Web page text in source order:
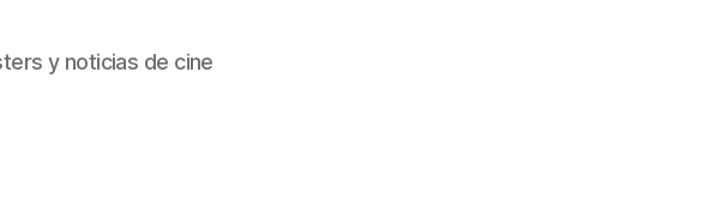
y noticias de cine